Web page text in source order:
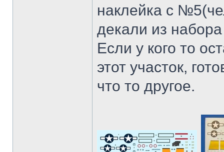
наклейка с
декали из
Если у кого то
этот участок,
что то другое.